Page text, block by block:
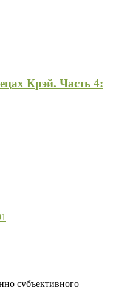
Крэй. Часть 4:
субъективного